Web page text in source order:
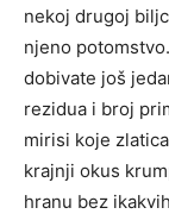
nekoj drugoj
njeno
dobivate još
rezidua i broj
mirisi koje
krajnji okus
hranu bez